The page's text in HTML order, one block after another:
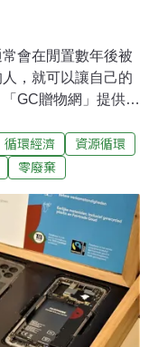
會在閒置數年後被
，就可以讓自己的
GC贈物網」提供免
福機構能按自身需
環保署10月28日舉
金獎則由「秀霖環
光電台中廠」、
五家業者奪下。環
努力賦予再利用產
再顯成效 沈志修：
使產業精進物料再
務，環保署從2018
循環經濟
資源循環
零廢棄